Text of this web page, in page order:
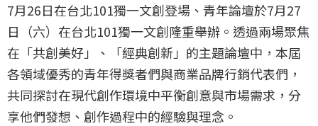
7月26日在台北101獨一文創登場、青年論壇於7月27
日（六）在台北101獨一文創隆重舉辦。透過兩場聚焦
在「共創美好」、「經典創新」的主題論壇中，本屆
各領域優秀的青年得獎者們與商業品牌行銷代表們，
共同探討在現代創作環境中平衡創意與市場需求，分
享他們發想、創作過程中的經驗與理念。